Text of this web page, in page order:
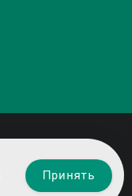
Принять